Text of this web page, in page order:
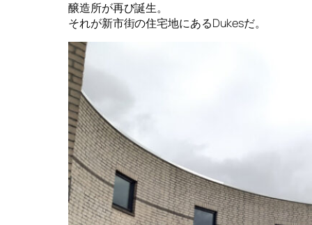
醸造所が再び誕生。
それが新市街の住宅地にあるDukesだ。